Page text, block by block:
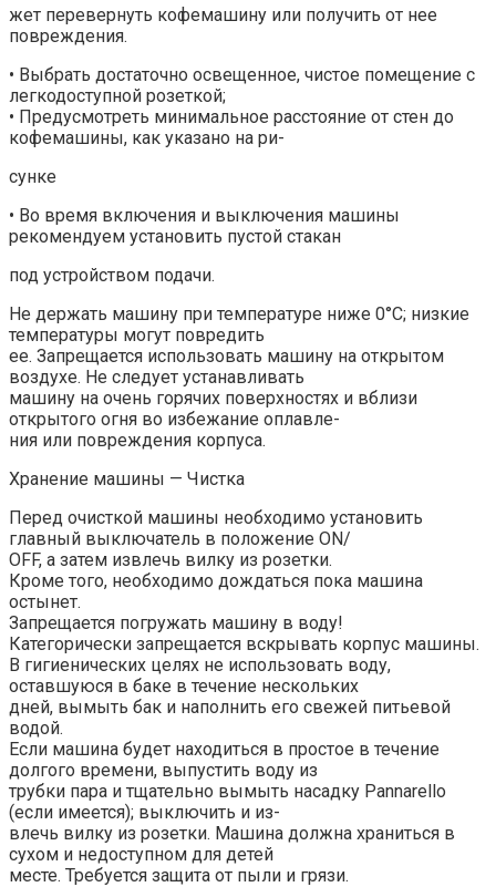
жет перевернуть кофемашину или получить от нее
повреждения.
• Выбрать достаточно освещенное, чистое помещение с
легкодоступной розеткой;
• Предусмотреть минимальное расстояние от стен до
кофемашины, как указано на ри-
сунке
• Во время включения и выключения машины
рекомендуем установить пустой стакан
под устройством подачи.
Не держать машину при температуре ниже 0°C; низкие
температуры могут повредить
ее. Запрещается использовать машину на открытом
воздухе. Не следует устанавливать
машину на очень горячих поверхностях и вблизи
открытого огня во избежание оплавле-
ния или повреждения корпуса.
Хранение машины — Чистка
Перед очисткой машины необходимо установить
главный выключатель в положение ON/
OFF, а затем извлечь вилку из розетки.
Кроме того, необходимо дождаться пока машина
остынет.
Запрещается погружать машину в воду!
Категорически запрещается вскрывать корпус машины.
В гигиенических целях не использовать воду,
оставшуюся в баке в течение нескольких
дней, вымыть бак и наполнить его свежей питьевой
водой.
Если машина будет находиться в простое в течение
долгого времени, выпустить воду из
трубки пара и тщательно вымыть насадку Pannarello
(если имеется); выключить и из-
влечь вилку из розетки. Машина должна храниться в
сухом и недоступном для детей
месте. Требуется защита от пыли и грязи.